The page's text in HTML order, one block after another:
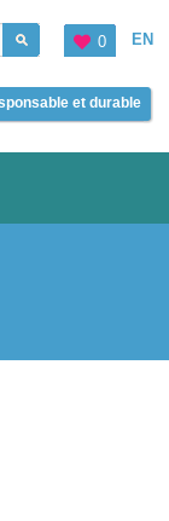
EN
0
et durable